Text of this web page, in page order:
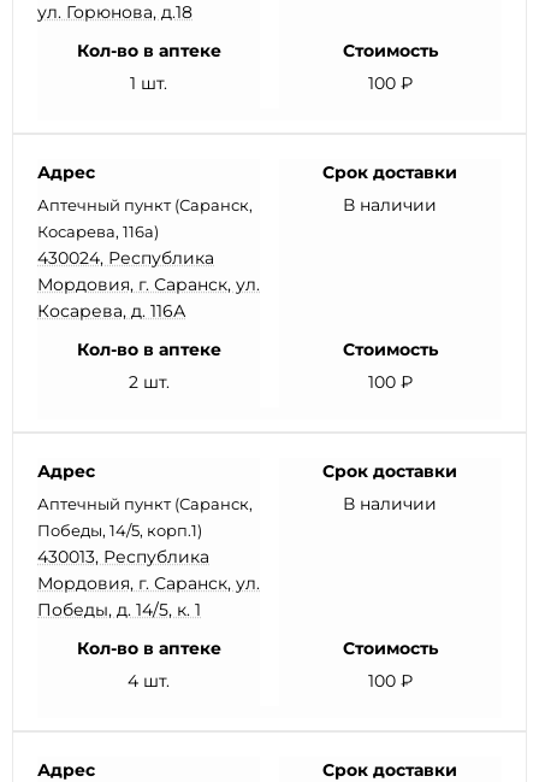
ул. Горюнова, д.18
Кол-во в аптеке
1 шт.
Стоимость
100 ₽
Адрес
Аптечный пункт (Саранск,
Косарева, 116а)
430024, Республика
Мордовия, г. Саранск, ул.
Косарева, д. 116А
Срок доставки
В наличии
Кол-во в аптеке
2 шт.
Стоимость
100 ₽
Адрес
Аптечный пункт (Саранск,
Победы, 14/5, корп.1)
430013, Республика
Мордовия, г. Саранск, ул.
Победы, д. 14/5, к. 1
Срок доставки
В наличии
Кол-во в аптеке
4 шт.
Стоимость
100 ₽
Адрес
Срок доставки